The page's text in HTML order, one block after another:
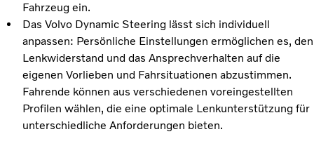
Fahrzeug ein.
Das Volvo Dynamic Steering lässt sich individuell
anpassen: Persönliche Einstellungen ermöglichen es, den
Lenkwiderstand und das Ansprechverhalten auf die
eigenen Vorlieben und Fahrsituationen abzustimmen.
Fahrende können aus verschiedenen voreingestellten
Profilen wählen, die eine optimale Lenkunterstützung für
unterschiedliche Anforderungen bieten.